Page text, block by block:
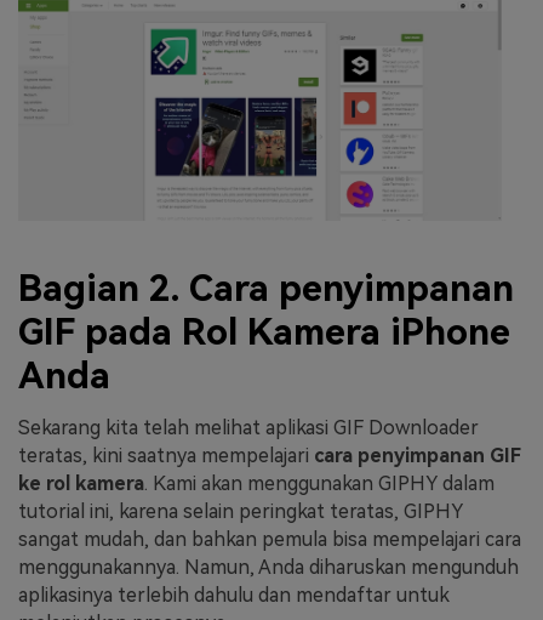
Bagian 2. Cara penyimpanan
GIF pada Rol Kamera iPhone
Anda
Sekarang kita telah melihat aplikasi GIF Downloader
teratas, kini saatnya mempelajari cara penyimpanan GIF
ke rol kamera. Kami akan menggunakan GIPHY dalam
tutorial ini, karena selain peringkat teratas, GIPHY
sangat mudah, dan bahkan pemula bisa mempelajari cara
menggunakannya. Namun, Anda diharuskan mengunduh
aplikasinya terlebih dahulu dan mendaftar untuk